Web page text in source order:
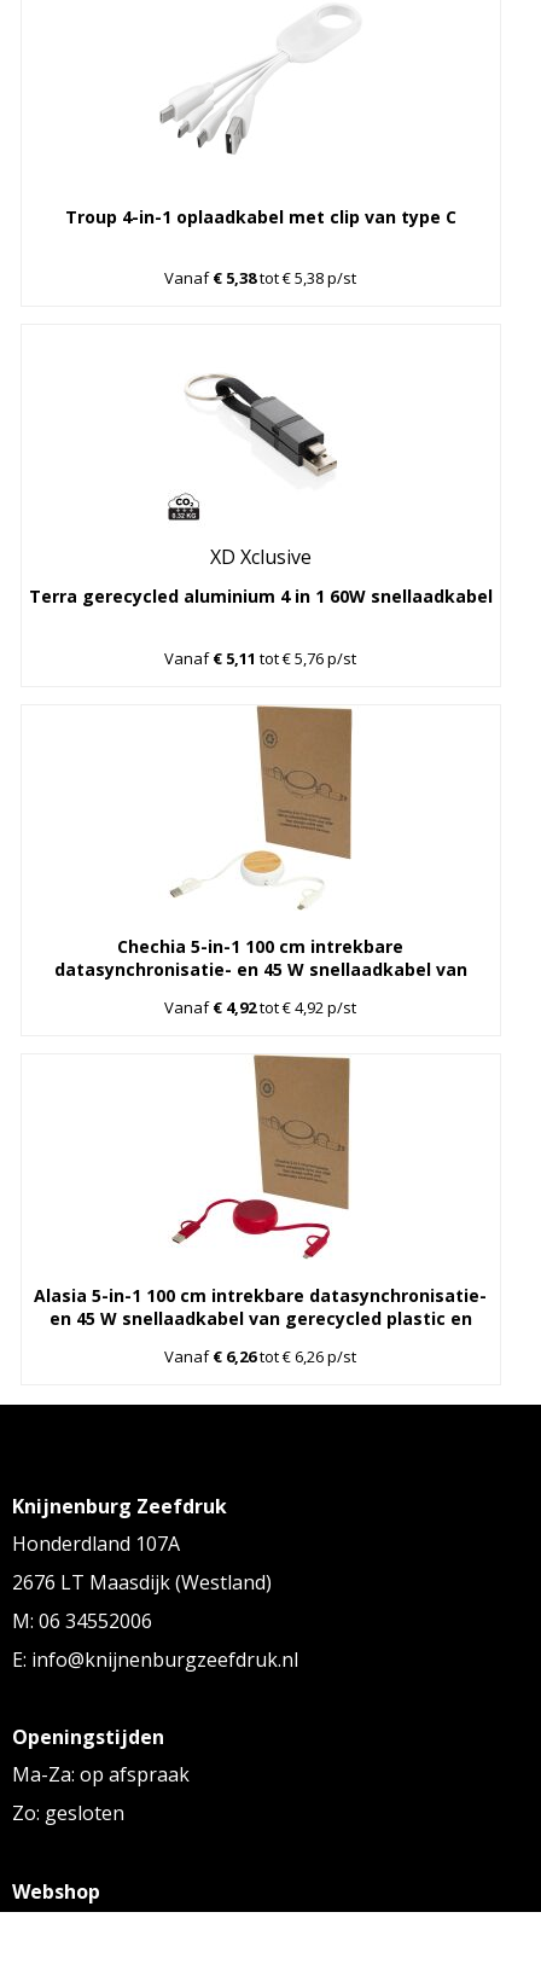
Troup 4-in-1 oplaadkabel met clip van type C
Vanaf€ 5,38tot € 5,38 p/st
XD Xclusive
Terra gerecycled aluminium 4 in 1 60W snellaadkabel
Vanaf€ 5,11 tot € 5,76 p/st
Chechia 5-in-1 100 cm intrekbare
datasynchronisatie- en 45 W snellaadkabel van
Vanaf€ 4,92tot € 4,92 p/st
Alasia 5-in-1 100 cm intrekbare datasynchronisatie-
en 45 W snellaadkabel van gerecycled plastic en
Vanaf€ 6,26tot € 6,26 p/st
Knijnenburg Zeefdruk
Honderdland 107A
2676 LT Maasdijk (Westland)
M: 06 34552006
E: info@knijnenburgzeefdruk.nl
Openingstijden
Ma-Za: op afspraak
Zo: gesloten
Webshop